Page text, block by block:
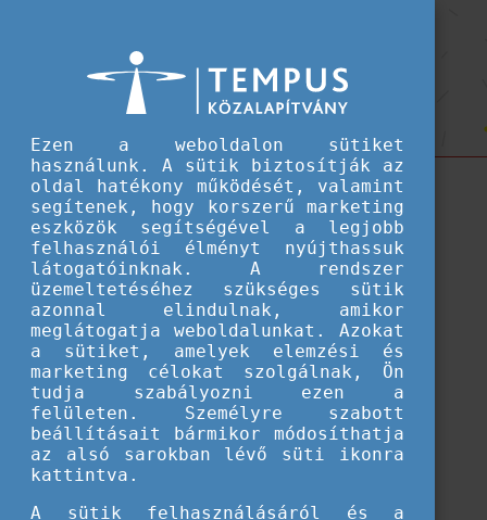
Országajánlók
Ahhoz, hogy kiválaszthasd tökéletes ösztöndíjas
Betöltés...
Ezen a weboldalon sütiket
használunk. A sütik biztosítják az
oldal hatékony működését, valamint
segítenek, hogy korszerű marketing
eszközök segítségével a legjobb
felhasználói élményt nyújthassuk
látogatóinknak. A rendszer
üzemeltetéséhez szükséges sütik
azonnal elindulnak, amikor
meglátogatja weboldalunkat. Azokat
a sütiket, amelyek elemzési és
marketing célokat szolgálnak, Ön
tudja szabályozni ezen a
felületen. Személyre szabott
beállításait bármikor módosíthatja
az alsó sarokban lévő süti ikonra
kattintva.
A sütik felhasználásáról és a